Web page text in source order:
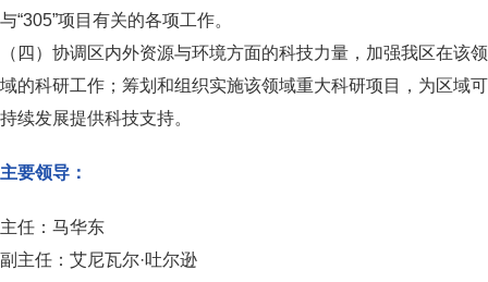
与“305”项目有关的各项工作。
（四）协调区内外资源与环境方面的科技力量，加强我区在该领
域的科研工作；筹划和组织实施该领域重大科研项目，为区域可
持续发展提供科技支持。
主要领导：
主任：马华东
副主任：艾尼瓦尔·吐尔逊